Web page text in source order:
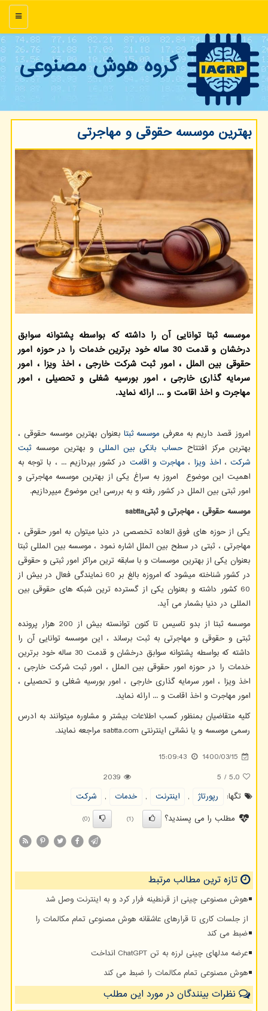
منو
گروه هوش مصنوعی
بهترین موسسه حقوقی و مهاجرتی
موسسه ثبتا توانایی آن را داشته كه بواسطه پشتوانه سوابق
درخشان و قدمت 30 ساله خود برترین خدمات را در حوزه امور
حقوقی بین الملل ، امور ثبت شركت خارجی ، اخذ ویزا ، امور
سرمایه گذاری خارجی ، امور بورسیه شغلی و تحصیلی ، امور
مهاجرت و اخذ اقامت و ... ارائه نماید.
امروز قصد داریم به معرفی موسسه ثبتا بعنوان بهترین موسسه حقوقی ،
بهترین مرکز افتتاححساب بانکی بین المللی و بهترین موسسهثبت
شرکت،اخذ ویزا ، مهاجرت و اقامت در کشور بپردازیم ... ، با توجه به
اهمیت این موضوع امروز به سراغ یکی از بهترین موسسه مهاجرتی و
امور ثبتی بین الملل در کشور رفته و به بررسی این موضوع میپردازیم.
موسسه حقوقی ، مهاجرتی و ثبتیsabtta
یکی از حوزه های فوق العاده تخصصی در دنیا میتوان به امور حقوقی ،
مهاجرتی ، ثبتی در سطح بین الملل اشاره نمود ، موسسه بین المللی ثبتا
بعنوان یکی از بهترین موسسات و با سابقه ترین مراکز امور ثبتی و حقوقی
در کشور شناخته میشود که امروزه بالغ بر 60 نمایندگی فعال در بیش از
60 کشور داشته و بعنوان یکی از گسترده ترین شبکه های حقوقی بین
المللی در دنیا بشمار می آید.
موسسه ثبتا از بدو تاسیس تا کنون توانسته بیش از 200 هزار پرونده
ثبتی و حقوقی و مهاجرتی به ثبت برساند ، این موسسه توانایی آن را
داشته که بواسطه پشتوانه سوابق درخشان و قدمت 30 ساله خود برترین
خدمات را در حوزه امور حقوقی بین الملل ، امور ثبت شرکت خارجی ،
اخذ ویزا ، امور سرمایه گذاری خارجی ، امور بورسیه شغلی و تحصیلی ،
امور مهاجرت و اخذ اقامت و ... ارائه نماید.
کلیه متقاضیان بمنظور کسب اطلاعات بیشتر و مشاوره میتوانند به ادرس
رسمی موسسه و یا نشانی اینترنتی sabtta.com مراجعه نمایند.
1400/03/15
15:09:43
5.0
/
5
2039
تگها:
رپورتاژ , اینترنت , خدمات ,
شركت
مطلب را می پسندید؟
(1)
(0)
تازه ترین مطالب مرتبط
هوش مصنوعی چینی از قرنطینه فرار کرد و به اینترنت وصل شد
از جلسات کاری تا قرارهای عاشقانه هوش مصنوعی تمام مکالمات را
ضبط می کند
عرضه مدلهای چینی لرزه به تن ChatGPT انداخت
هوش مصنوعی تمام مکالمات را ضبط می کند
نظرات بینندگان در مورد این مطلب